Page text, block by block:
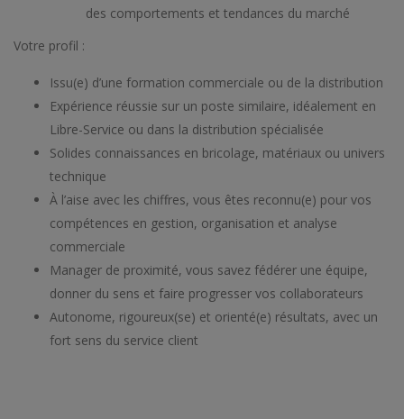
des comportements et tendances du marché
Votre profil :
Issu(e) d’une formation commerciale ou de la distribution
Expérience réussie sur un poste similaire, idéalement en
Libre-Service ou dans la distribution spécialisée
Solides connaissances en bricolage, matériaux ou univers
technique
À l’aise avec les chiffres, vous êtes reconnu(e) pour vos
compétences en gestion, organisation et analyse
commerciale
Manager de proximité, vous savez fédérer une équipe,
donner du sens et faire progresser vos collaborateurs
Autonome, rigoureux(se) et orienté(e) résultats, avec un
fort sens du service client